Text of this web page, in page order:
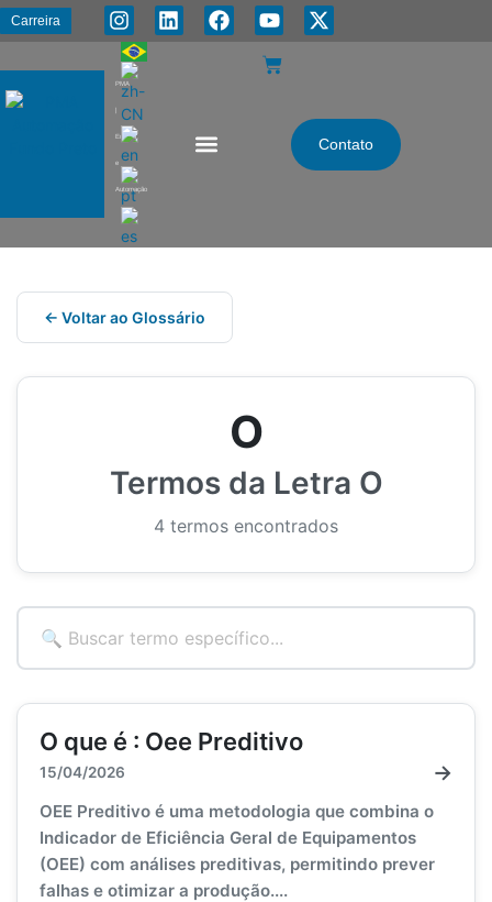
Carreira
PMA
|
Energia
e
Automação
Contato
← Voltar ao Glossário
O
Termos da Letra O
4 termos encontrados
O que é : Oee Preditivo
15/04/2026 →
OEE Preditivo é uma metodologia que combina o
Indicador de Eficiência Geral de Equipamentos
(OEE) com análises preditivas, permitindo prever
falhas e otimizar a produção....